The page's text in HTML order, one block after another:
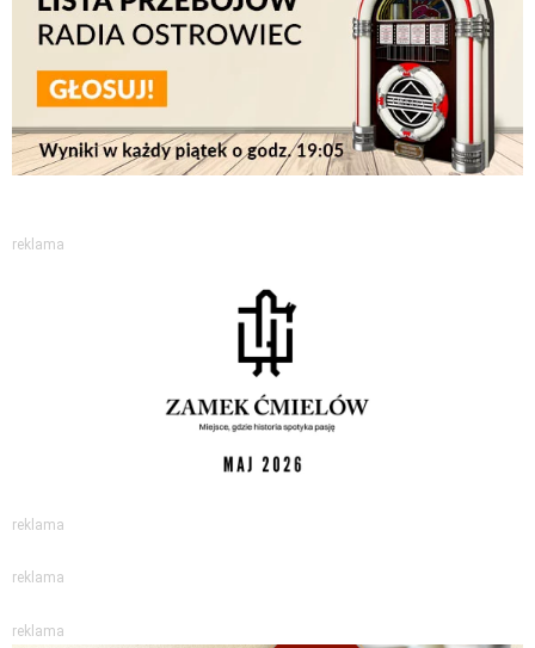
reklama
reklama
reklama
reklama